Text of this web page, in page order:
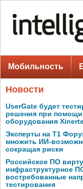
Мобильность
Новости
UserGate будет
решения при помощи
оборудования
Эксперты на Т1
множить ИИ-
сокращая риски
Российское ПО
инфраструктурное
востребованные
тестирования